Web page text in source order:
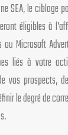
SEA, le ciblage
éligibles à
ou Microsoft
liés à votre
vos prospects,
le degré de